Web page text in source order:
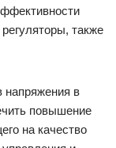
также
напряжения в
повышение
на качество